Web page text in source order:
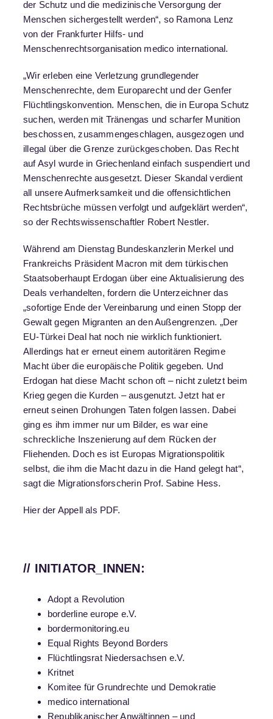
der Schutz und die medizinische Versorgung der
Menschen sichergestellt werden“, so Ramona Lenz
von der Frankfurter Hilfs- und
Menschenrechtsorganisation medico international.
„Wir erleben eine Verletzung grundlegender
Menschenrechte, dem Europarecht und der Genfer
Flüchtlingskonvention. Menschen, die in Europa Schutz
suchen, werden mit Tränengas und scharfer Munition
beschossen, zusammengeschlagen, ausgezogen und
illegal über die Grenze zurückgeschoben. Das Recht
auf Asyl wurde in Griechenland einfach suspendiert und
Menschenrechte ausgesetzt. Dieser Skandal verdient
all unsere Aufmerksamkeit und die offensichtlichen
Rechtsbrüche müssen verfolgt und aufgeklärt werden“,
so der Rechtswissenschaftler Robert Nestler.
Während am Dienstag Bundeskanzlerin Merkel und
Frankreichs Präsident Macron mit dem türkischen
Staatsoberhaupt Erdogan über eine Aktualisierung des
Deals verhandelten, fordern die Unterzeichner das
„sofortige Ende der Vereinbarung und einen Stopp der
Gewalt gegen Migranten an den Außengrenzen. „Der
EU-Türkei Deal hat noch nie wirklich funktioniert.
Allerdings hat er erneut einem autoritären Regime
Macht über die europäische Politik gegeben. Und
Erdogan hat diese Macht schon oft – nicht zuletzt beim
Krieg gegen die Kurden – ausgenutzt. Jetzt hat er
erneut seinen Drohungen Taten folgen lassen. Dabei
ging es ihm immer nur um Bilder, es war eine
schreckliche Inszenierung auf dem Rücken der
Fliehenden. Doch es ist Europas Migrationspolitik
selbst, die ihm die Macht dazu in die Hand gelegt hat“,
sagt die Migrationsforscherin Prof. Sabine Hess.
Hier der Appell als PDF.
// INITIATOR_INNEN:
Adopt a Revolution
borderline europe e.V.
bordermonitoring.eu
Equal Rights Beyond Borders
Flüchtlingsrat Niedersachsen e.V.
Kritnet
Komitee für Grundrechte und Demokratie
medico international
Republikanischer Anwältinnen – und